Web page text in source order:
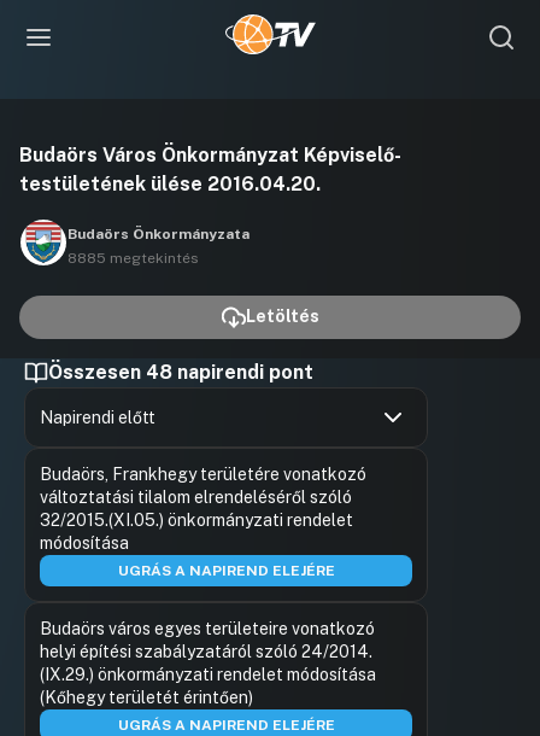
lejátszása
Budaörs Város Önkormányzat Képviselő-
testületének ülése 2016.04.20.
Budaörs Önkormányzata
8885 megtekintés
Letöltés
Összesen 48 napirendi pont
Napirendi előtt
Budaörs, Frankhegy területére vonatkozó
változtatási tilalom elrendeléséről szóló
32/2015.(XI.05.) önkormányzati rendelet
módosítása
UGRÁS A NAPIREND ELEJÉRE
Budaörs város egyes területeire vonatkozó
helyi építési szabályzatáról szóló 24/2014.
(IX.29.) önkormányzati rendelet módosítása
(Kőhegy területét érintően)
UGRÁS A NAPIREND ELEJÉRE